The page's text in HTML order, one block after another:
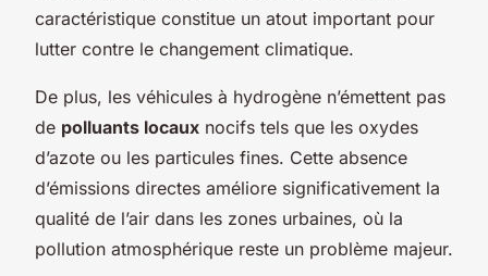
caractéristique constitue un atout important pour
lutter contre le changement climatique.
De plus, les véhicules à hydrogène n’émettent pas
de polluants locaux nocifs tels que les oxydes
d’azote ou les particules fines. Cette absence
d’émissions directes améliore significativement la
qualité de l’air dans les zones urbaines, où la
pollution atmosphérique reste un problème majeur.